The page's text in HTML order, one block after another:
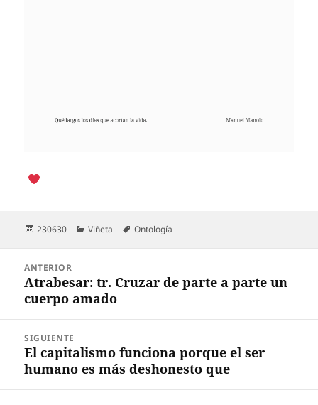
Publicado
230630 Categorías
Viñeta Etiquetas
Ontología
entradas
ANTERIOR
Entrada
anterior:
Atrabesar: tr. Cruzar de parte a parte un
cuerpo amado
SIGUIENTE
Entrada
siguiente:
El capitalismo funciona porque el ser
humano es más deshonesto que